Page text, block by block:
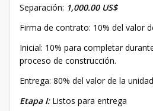
Separación: 1,000.00 US$
Firma de contrato: 10% del valor
Inicial: 10% para completar
proceso de construcción.
Entrega: 80% del valor de la unidad
Etapa I: Listos para entrega